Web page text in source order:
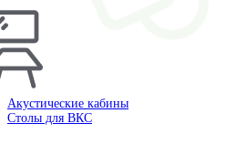
Акустические кабины
Столы для ВКС